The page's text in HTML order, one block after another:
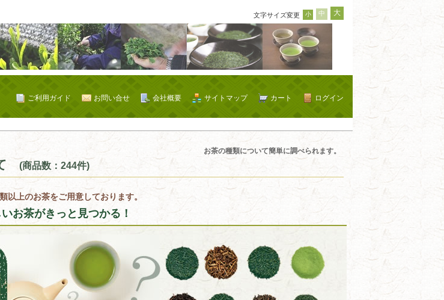
文字サイズ変更 小 中 大
ログイン
カート
サイトマップ
会社概要
お問い合せ
ご利用ガイド
お茶の種類について簡単に調べられます。
(商品数：244件)
以上のお茶をご用意しております。
お茶がきっと見つかる！